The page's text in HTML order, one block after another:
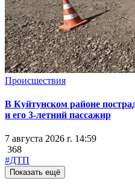
Происшествия
В Куйтунском районе
и его 3-летний пассажир
7 августа 2026 г. 14:59
368
#ДТП
Показать ещё